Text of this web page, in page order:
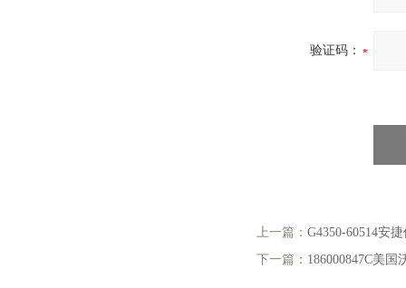
验证码：
上一篇： G4350-60514安
下一篇： 186000847C美